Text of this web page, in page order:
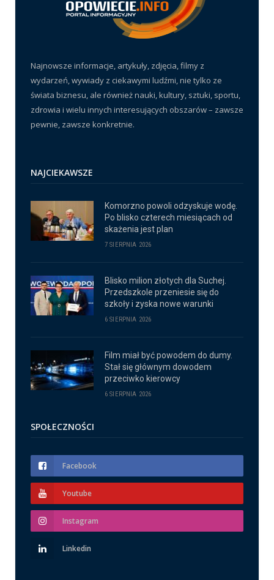
Najnowsze informacje, artykuły, zdjęcia, filmy z
wydarzeń, wywiady z ciekawymi ludźmi, nie tylko ze
świata biznesu, ale również nauki, kultury, sztuki, sportu,
zdrowia i wielu innych interesujących obszarów – zawsze
pewnie, zawsze konkretnie.
NAJCIEKAWSZE
Komorzno powoli odzyskuje wodę.
Po blisko czterech miesiącach od
skażenia jest plan
7 SIERPNIA 2026
Blisko milion złotych dla Suchej.
Przedszkole przeniesie się do
szkoły i zyska nowe warunki
6 SIERPNIA 2026
Film miał być powodem do dumy.
Stał się głównym dowodem
przeciwko kierowcy
6 SIERPNIA 2026
SPOŁECZNOŚCI
Facebook
Youtube
Instagram
Linkedin